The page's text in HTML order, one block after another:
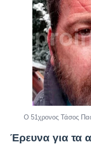
Ο 51χρονος Τάσος
Έρευνα για τα